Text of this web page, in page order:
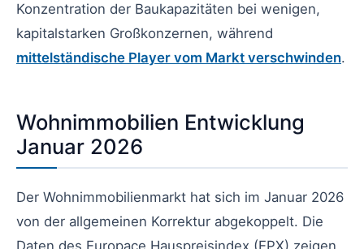
Konzentration der Baukapazitäten bei wenigen,
kapitalstarken Großkonzernen, während
mittelständische Player vom Markt verschwinden.
Wohnimmobilien Entwicklung
Januar 2026
Der Wohnimmobilienmarkt hat sich im Januar 2026
von der allgemeinen Korrektur abgekoppelt. Die
Daten des Europace Hauspreisindex (EPX) zeigen